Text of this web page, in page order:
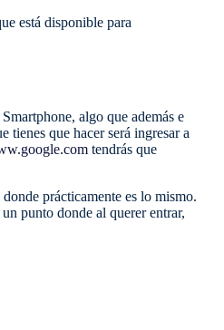
está disponible para
algo que además e
tienes que hacer será ingresar a
tendrás que
prácticamente es lo mismo.
punto donde al querer entrar,